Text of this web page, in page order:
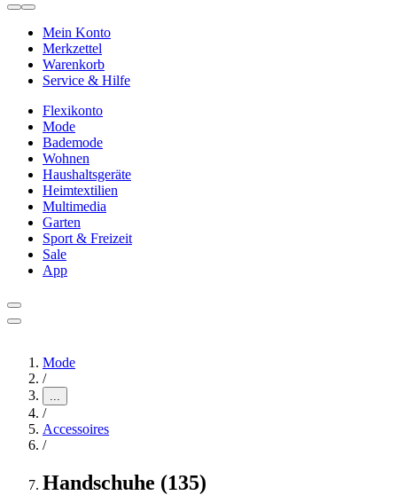
Mein Konto
Merkzettel
Warenkorb
Service & Hilfe
Flexikonto
Mode
Bademode
Wohnen
Haushaltsgeräte
Heimtextilien
Multimedia
Garten
Sport & Freizeit
Sale
App
Mode
/
...
/
Accessoires
/
Handschuhe (135)